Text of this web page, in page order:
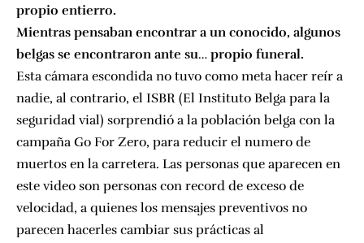
propio entierro.
Mientras pensaban encontrar a un conocido, algunos
belgas se encontraron ante su… propio funeral.
Esta cámara escondida no tuvo como meta hacer reír a
nadie, al contrario, el ISBR (El Instituto Belga para la
seguridad vial) sorprendió a la población belga con la
campaña Go For Zero, para reducir el numero de
muertos en la carretera. Las personas que aparecen en
este video son personas con record de exceso de
velocidad, a quienes los mensajes preventivos no
parecen hacerles cambiar sus prácticas al